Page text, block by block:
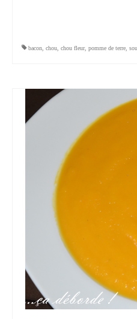
bacon chou chou fleur, pomme de terre